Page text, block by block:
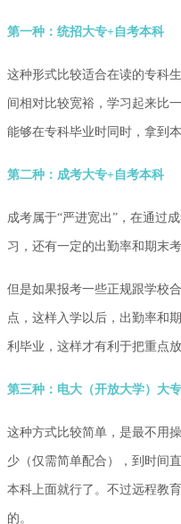
第一种：统招大专+自考本科
这种形式比较适合在读的专科
间相对比较宽裕，学习起来比
能够在专科毕业时同时，拿到本
第二种：成考大专+自考本科
成考属于“严进宽出”，在通过
习，还有一定的出勤率和期末
但是如果报考一些正规跟学校
点，这样入学以后，出勤率和
利毕业，这样才有利于把重点
第三种：电大（开放大学）大
这种方式比较简单，是最不用
少（仅需简单配合），到时间
本科上面就行了。不过远程教
的。